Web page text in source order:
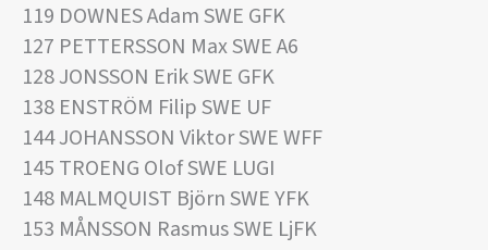
119 DOWNES Adam SWE GFK
127 PETTERSSON Max SWE A6
128 JONSSON Erik SWE GFK
138 ENSTRÖM Filip SWE UF
144 JOHANSSON Viktor SWE WFF
145 TROENG Olof SWE LUGI
148 MALMQUIST Björn SWE YFK
153 MÅNSSON Rasmus SWE LjFK